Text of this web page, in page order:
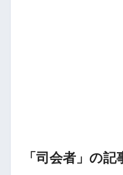
「司会者」の記